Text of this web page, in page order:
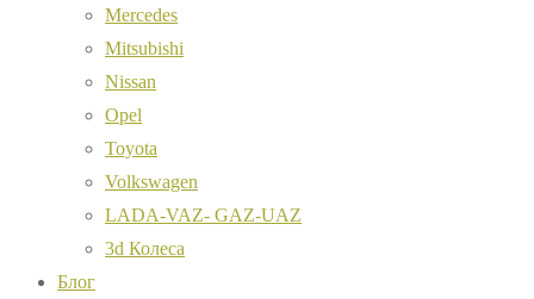
Mercedes
Mitsubishi
Nissan
Opel
Toyota
Volkswagen
LADA-VAZ- GAZ-UAZ
3d Колеса
Блог